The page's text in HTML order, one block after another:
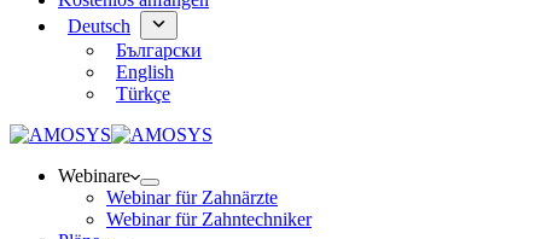
Deutsch
Български
English
Türkçe
Webinare
Webinar für Zahnärzte
Webinar für Zahntechniker